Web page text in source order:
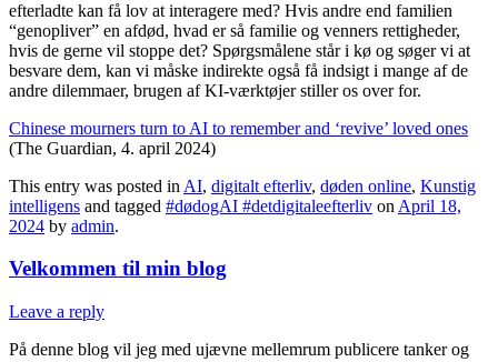
efterladte kan få lov at interagere med? Hvis andre end familien
“genopliver” en afdød, hvad er så familie og venners rettigheder,
hvis de gerne vil stoppe det? Spørgsmålene står i kø og søger vi at
besvare dem, kan vi måske indirekte også få indsigt i mange af de
andre dilemmaer, brugen af KI-værktøjer stiller os over for.
Chinese mourners turn to AI to remember and ‘revive’ loved ones
(The Guardian, 4. april 2024)
This entry was posted in AI, digitalt efterliv, døden online, Kunstig
intelligens and tagged #dødogAI #detdigitaleefterliv on April 18,
2024 by admin.
Velkommen til min blog
Leave a reply
På denne blog vil jeg med ujævne mellemrum publicere tanker og